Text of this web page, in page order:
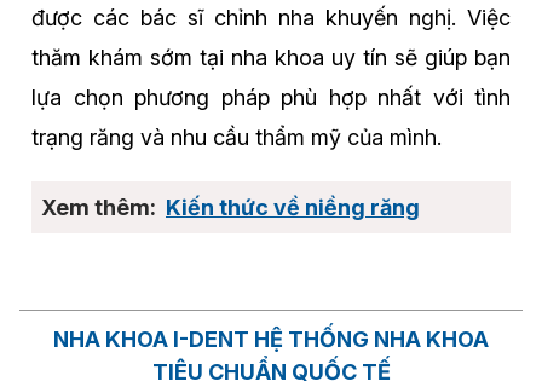
được các bác sĩ chỉnh nha khuyến nghị. Việc
thăm khám sớm tại nha khoa uy tín sẽ giúp bạn
lựa chọn phương pháp phù hợp nhất với tình
trạng răng và nhu cầu thẩm mỹ của mình.
Kiến thức về niềng răng
NHA KHOA I-DENT HỆ THỐNG NHA KHOA
TIÊU CHUẨN QUỐC TẾ